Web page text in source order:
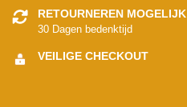
RETOURNEREN MOGELIJK
30 Dagen bedenktijd
VEILIGE CHECKOUT